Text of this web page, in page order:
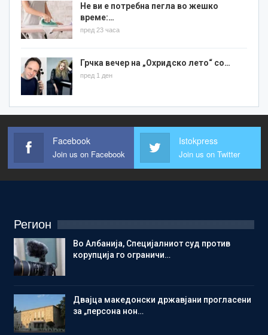
Не ви е потребна пегла во жешко
време:…
пред 23 часа
Грчка вечер на „Охридско лето“ со…
пред 1 ден
Facebook
Join us on Facebook
Istokpress
Join us on Twitter
Регион
Во Албанија, Специјалниот суд против
корупција го ограничи…
Двајца македонски државјани прогласени
за „персона нон…